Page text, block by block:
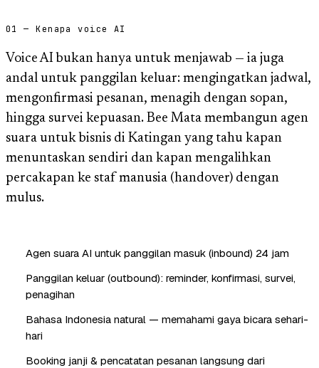
01 — Kenapa voice AI
Voice AI bukan hanya untuk menjawab — ia juga
andal untuk panggilan keluar: mengingatkan jadwal,
mengonfirmasi pesanan, menagih dengan sopan,
hingga survei kepuasan. Bee Mata membangun agen
suara untuk bisnis di Katingan yang tahu kapan
menuntaskan sendiri dan kapan mengalihkan
percakapan ke staf manusia (handover) dengan
mulus.
Agen suara AI untuk panggilan masuk (inbound) 24 jam
Panggilan keluar (outbound): reminder, konfirmasi, survei,
penagihan
Bahasa Indonesia natural — memahami gaya bicara sehari-
hari
Booking janji & pencatatan pesanan langsung dari